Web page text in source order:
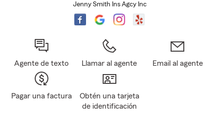
Jenny Smith Ins Agcy Inc
Agente de texto Llamar al agente Email al agente
Pagar una factura
Obtén una tarjeta
de identificación